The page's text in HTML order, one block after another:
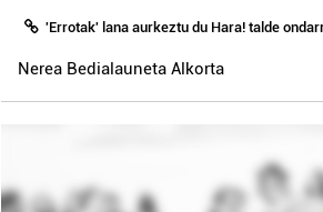
'Errotak' lana aurkeztu du Hara! talde
Nerea Bedialauneta Alkorta